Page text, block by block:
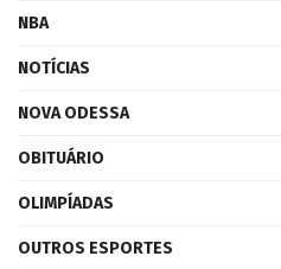
NBA
NOTÍCIAS
NOVA ODESSA
OBITUÁRIO
OLIMPÍADAS
OUTROS ESPORTES